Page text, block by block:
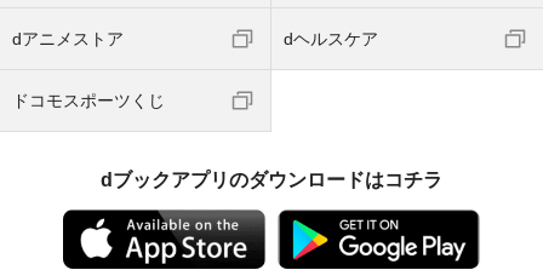
dアニメストア dヘルスケア
ドコモスポーツくじ
dブックアプリのダウンロードはコチラ